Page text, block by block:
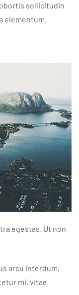
sollicitudin
elementum.
egestas. Ut non
arcu interdum,
mi, vitae